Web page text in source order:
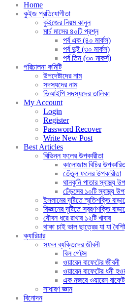
Home
কুইজ প্রতিযোগীতা
কুইজের নিয়ম কানুন
মার্চ মাসের ৪০টি প্রশ্ন
পর্ব এক (৪০ মার্কস)
পর্ব দুই (৩০ মার্কস)
পর্ব তিন (৩০ মাকর্স)
পরিচালনা কমিটি
উপদেষ্টাদের নাম
সদস্যদের নাম
ভিআইপি সদস্যদের তালিকা
My Account
Login
Register
Password Recover
Write New Post
Best Articles
বিভিন্ন ফলের উপকারীতা
কালোজাম বিচির
তেঁতুল ফলের উপকারীতা
থানকুনি পাতার স্বাস্থ্য
ঢেঁড়সের ১০টি স্বাস্থ্য
ইসলামের দৃষ্টিতে স্মৃতিশক্তি
বিজ্ঞানের দৃষ্টিতে স্বরণশক্তি
যৌবন ধরে রাখার ১২টি খাবার
থাকা চাই ভাল ছাত্রের যা যা
ক্যারিয়ার
সফল ব্যক্তিদের জীবনী
বিল গেটস
ওয়ারেন বাফেটের জীবনী
ওয়ারেন বাফেটের ধনী
এক নজরে ওয়ারেন
সাধারণ জ্ঞান
বিনোদন